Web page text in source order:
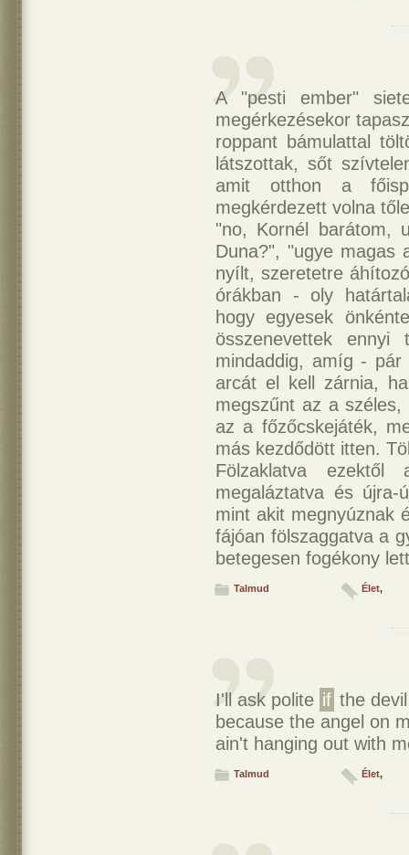
A "pesti ember"
megérkezésekor
roppant bámulattal
látszottak, sőt
amit otthon a
megkérdezett volna
"no, Kornél barátom,
Duna?", "ugye magas
nyílt, szeretetre
órákban - oly
hogy egyesek
összenevettek
mindaddig, amíg -
arcát el kell zárnia,
megszűnt az a
az a főzőcskejáték,
más kezdődött itten.
Fölzaklatva ezektől
megaláztatva és
mint akit megnyúznak
fájóan fölszaggatva a
betegesen fogékony
Talmud Élet,
I'll ask polite if the
because the angel on
ain't hanging out with
Talmud Élet,